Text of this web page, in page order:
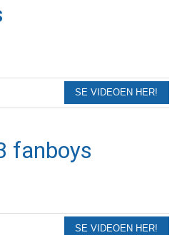
SE VIDEOEN HER!
fanboys
SE VIDEOEN HER!